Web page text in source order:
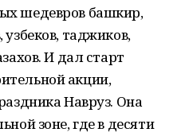
шедевров башкир,
таджиков,
И дал старт
акции,
Навруз. Она
зоне, где в десяти